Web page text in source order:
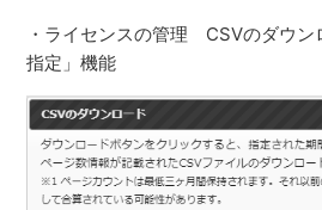
・ライセンスの管理 CSVのダウン
指定」機能